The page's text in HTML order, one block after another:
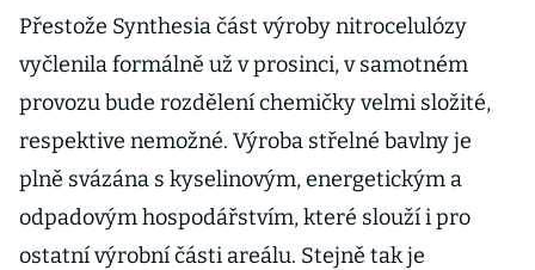
dvakrát větší,
slibuje šéf,
PPF
Přestože Synthesia část výroby nitrocelulózy
vyčlenila formálně už v prosinci, v samotném
provozu bude rozdělení chemičky velmi složité,
respektive nemožné. Výroba střelné bavlny je
plně svázána s kyselinovým, energetickým a
odpadovým hospodářstvím, které slouží i pro
ostatní výrobní části areálu. Stejně tak je